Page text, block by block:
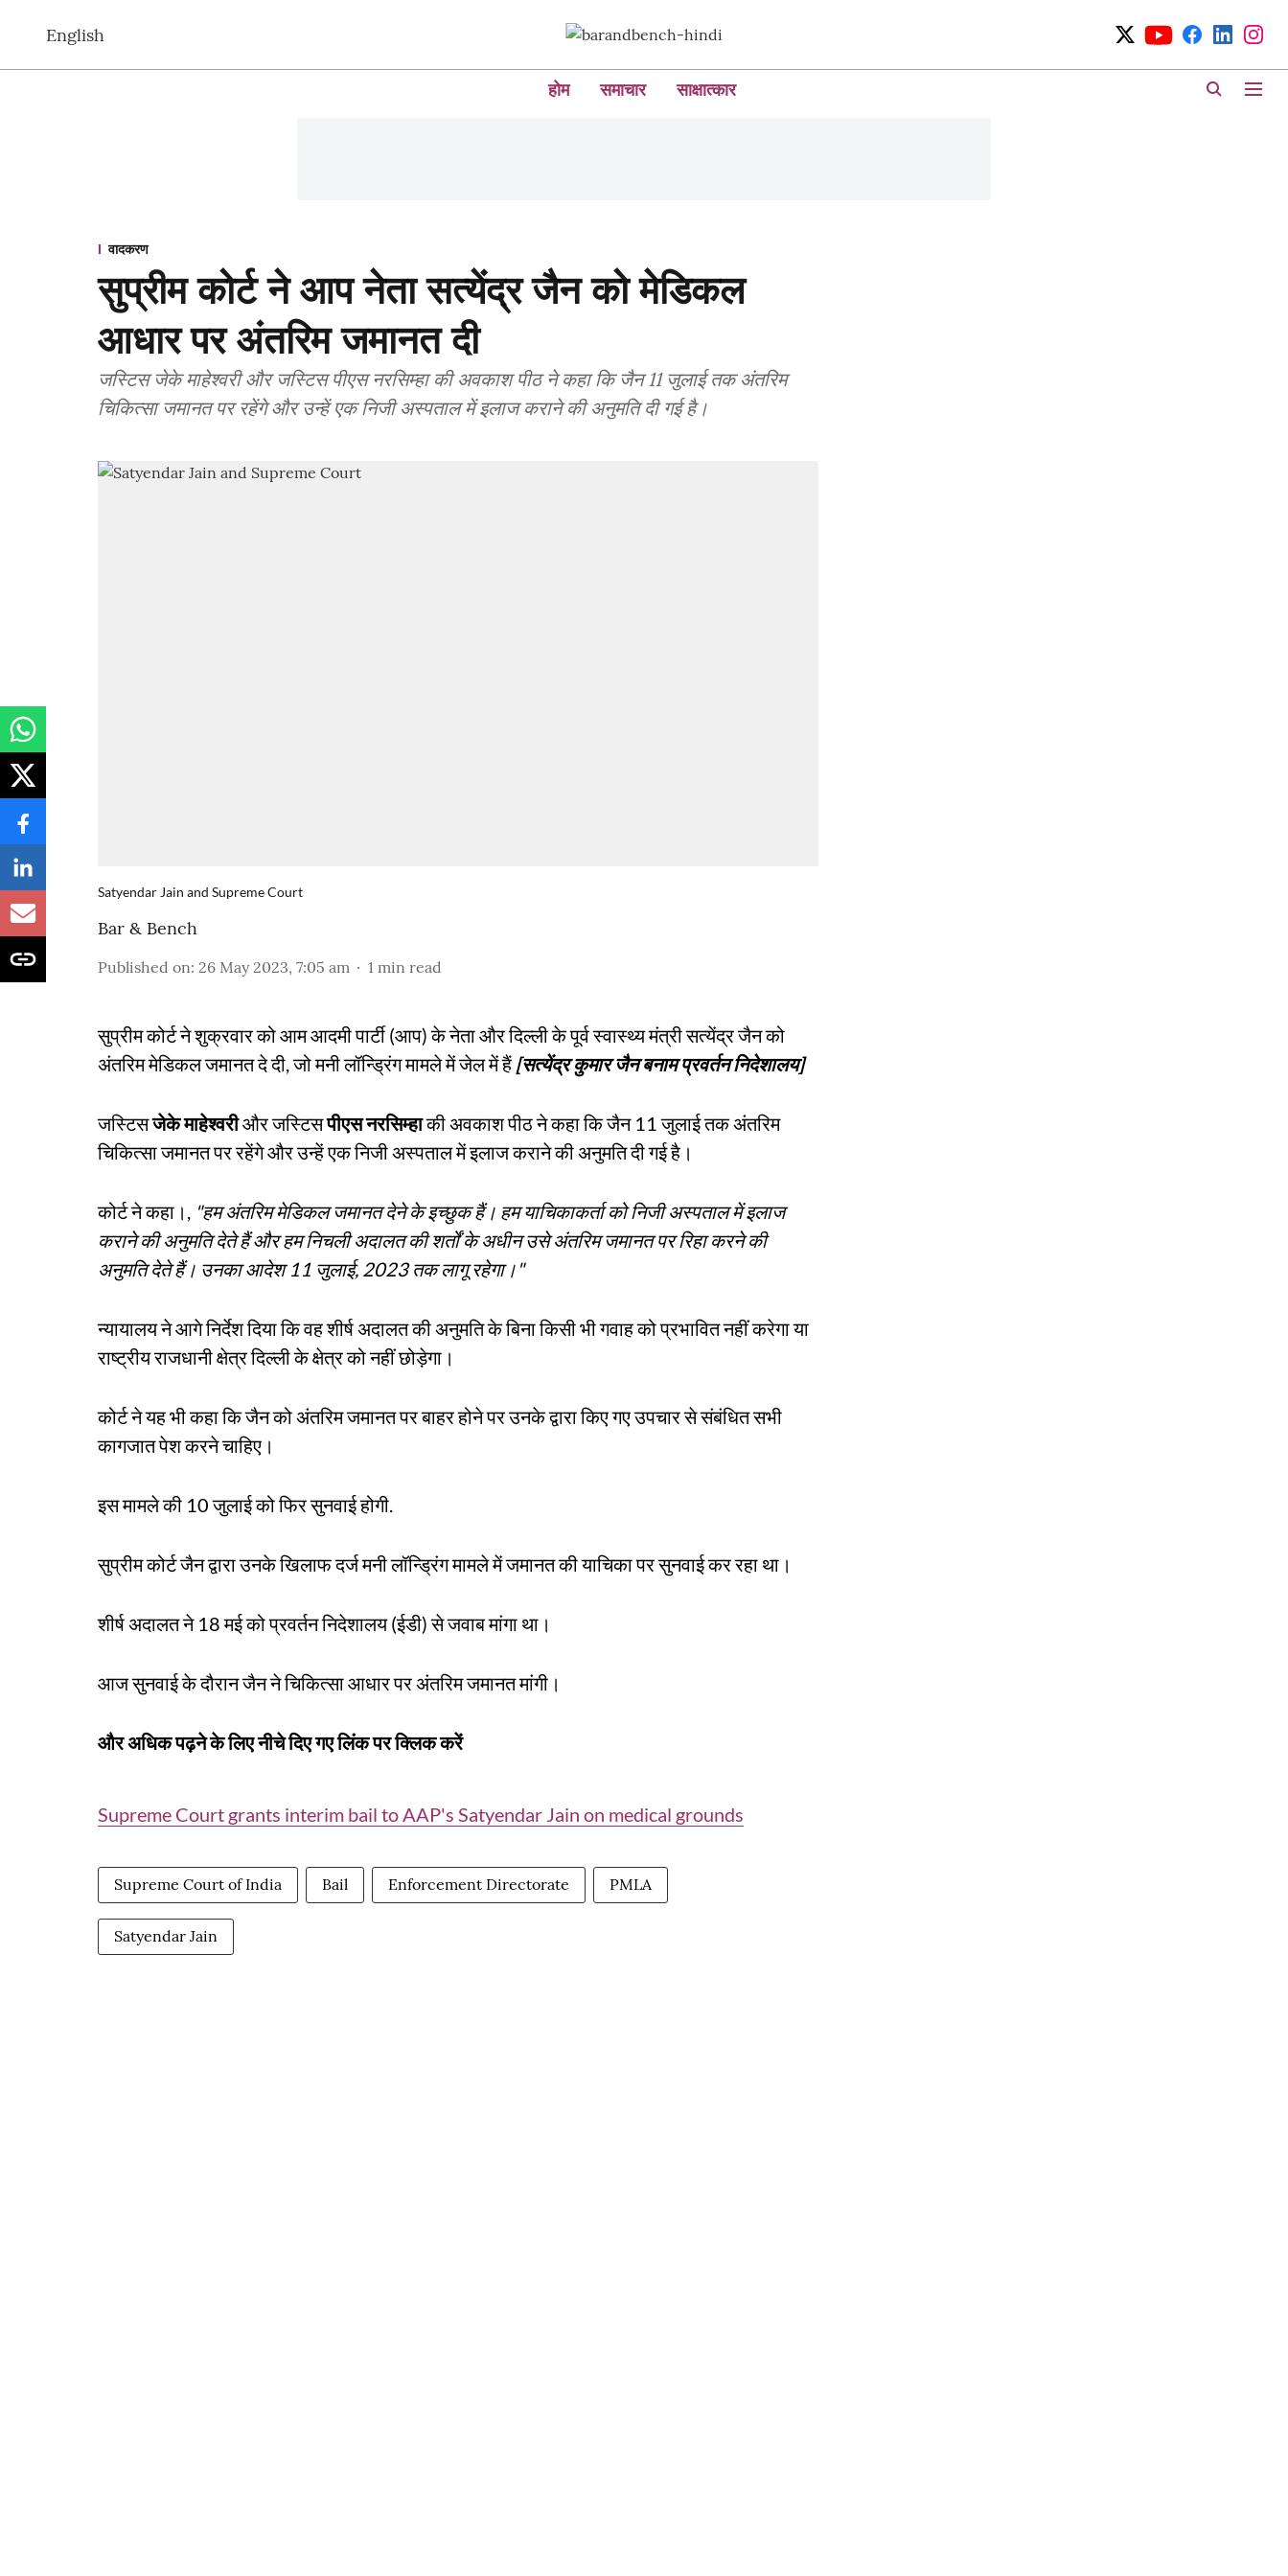
English
होम समाचार साक्षात्कार
वादकरण
सुप्रीम कोर्ट ने आप नेता सत्येंद्र जैन को मेडिकल
आधार पर अंतरिम जमानत दी
जस्टिस जेके माहेश्वरी और जस्टिस पीएस नरसिम्हा की अवकाश पीठ ने कहा कि जैन 11 जुलाई तक अंतरिम
चिकित्सा जमानत पर रहेंगे और उन्हें एक निजी अस्पताल में इलाज कराने की अनुमति दी गई है।
Satyendar Jain and Supreme Court
Bar & Bench
Published on: 26 May 2023, 7:05 am 1 min read
सुप्रीम कोर्ट ने शुक्रवार को आम आदमी पार्टी (आप) के नेता और दिल्ली के पूर्व स्वास्थ्य मंत्री सत्येंद्र जैन को
अंतरिम मेडिकल जमानत दे दी, जो मनी लॉन्ड्रिंग मामले में जेल में हैं [सत्येंद्र कुमार जैन बनाम प्रवर्तन निदेशालय]
जस्टिसजेके माहेश्वरीऔर जस्टिसपीएस नरसिम्हाकी अवकाश पीठ ने कहा कि जैन 11 जुलाई तक अंतरिम
चिकित्सा जमानत पर रहेंगे और उन्हें एक निजी अस्पताल में इलाज कराने की अनुमति दी गई है।
कोर्ट ने कहा।, "हम अंतरिम मेडिकल जमानत देने के इच्छुक हैं। हम याचिकाकर्ता को निजी अस्पताल में इलाज
कराने की अनुमति देते हैं और हम निचली अदालत की शर्तों के अधीन उसे अंतरिम जमानत पर रिहा करने की
अनुमति देते हैं। उनका आदेश 11 जुलाई, 2023 तक लागू रहेगा।"
न्यायालय ने आगे निर्देश दिया कि वह शीर्ष अदालत की अनुमति के बिना किसी भी गवाह को प्रभावित नहीं करेगा या
राष्ट्रीय राजधानी क्षेत्र दिल्ली के क्षेत्र को नहीं छोड़ेगा।
कोर्ट ने यह भी कहा कि जैन को अंतरिम जमानत पर बाहर होने पर उनके द्वारा किए गए उपचार से संबंधित सभी
कागजात पेश करने चाहिए।
इस मामले की 10 जुलाई को फिर सुनवाई होगी.
सुप्रीम कोर्ट जैन द्वारा उनके खिलाफ दर्ज मनी लॉन्ड्रिंग मामले में जमानत की याचिका पर सुनवाई कर रहा था।
शीर्ष अदालत ने 18 मई को प्रवर्तन निदेशालय (ईडी) से जवाब मांगा था।
आज सुनवाई के दौरान जैन ने चिकित्सा आधार पर अंतरिम जमानत मांगी।
और अधिक पढ़ने के लिए नीचे दिए गए लिंक पर क्लिक करें
Supreme Court grants interim bail to AAP's Satyendar Jain on medical grounds
Supreme Court of India Bail Enforcement Directorate PMLA
Satyendar Jain